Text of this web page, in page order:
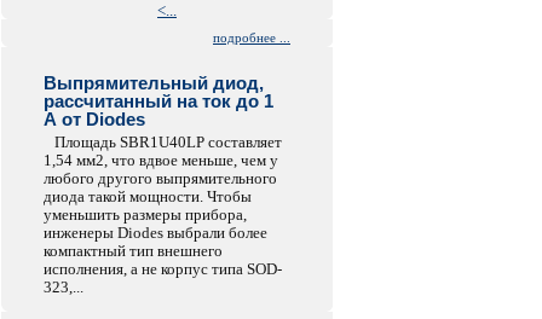
<...
подробнее ...
Выпрямительный диод,
рассчитанный на ток до 1
А от Diodes
Площадь SBR1U40LP составляет
1,54 мм2, что вдвое меньше, чем у
любого другого выпрямительного
диода такой мощности. Чтобы
уменьшить размеры прибора,
инженеры Diodes выбрали более
компактный тип внешнего
исполнения, а не корпус типа SOD-
323,...